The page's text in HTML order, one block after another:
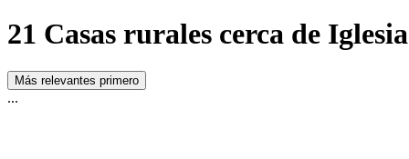
21 Casas rurales cerca de
Más relevantes primero
...